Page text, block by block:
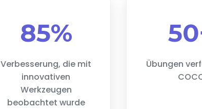
85%
Verbesserung, die mit
innovativen
Werkzeugen
beobachtet wurde
Übungen